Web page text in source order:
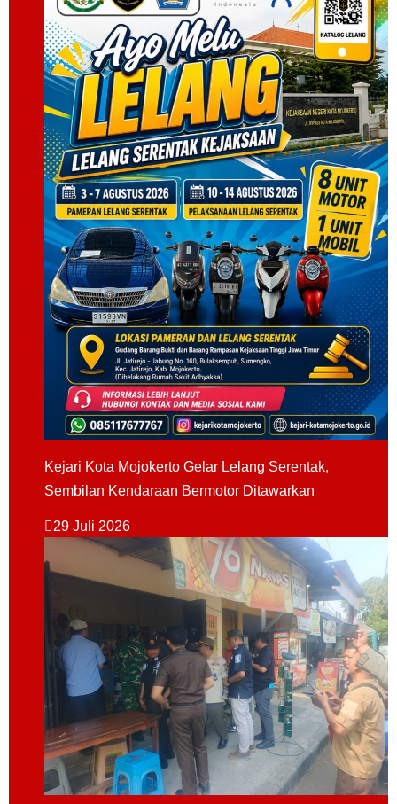
Kejari Kota Mojokerto Gelar Lelang Serentak,
Sembilan Kendaraan Bermotor Ditawarkan
29 Juli 2026